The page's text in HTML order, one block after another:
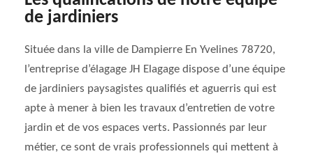
de jardiniers
Située dans la ville de Dampierre En Yvelines 78720,
l’entreprise d’élagage JH Elagage dispose d’une équipe
de jardiniers paysagistes qualifiés et aguerris qui est
apte à mener à bien les travaux d’entretien de votre
jardin et de vos espaces verts. Passionnés par leur
métier, ce sont de vrais professionnels qui mettent à